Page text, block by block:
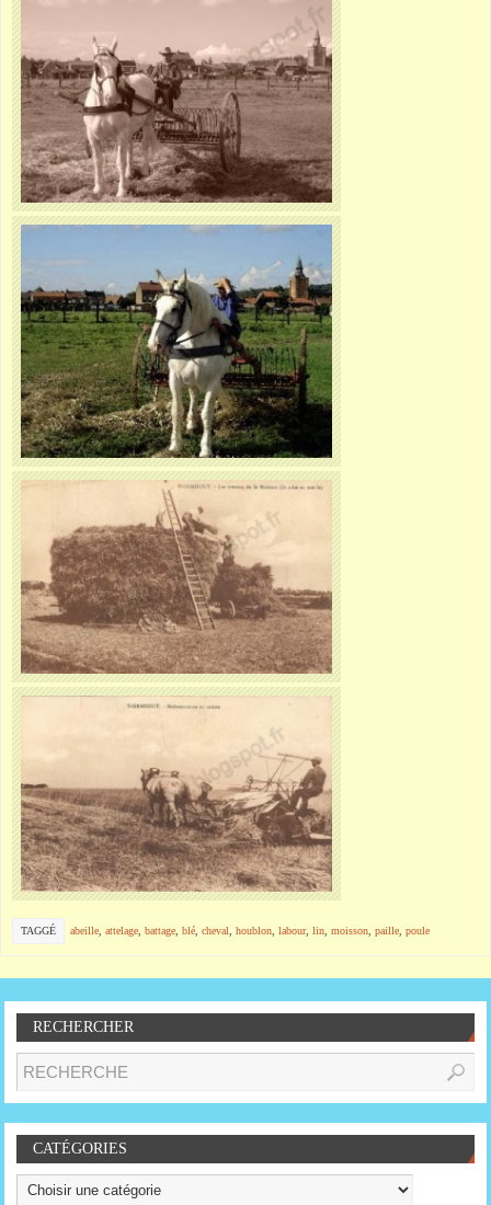
TAGGÉ abeille, attelage, battage, blé, cheval, houblon, labour, lin, moisson, paille, poule
RECHERCHER
CATÉGORIES